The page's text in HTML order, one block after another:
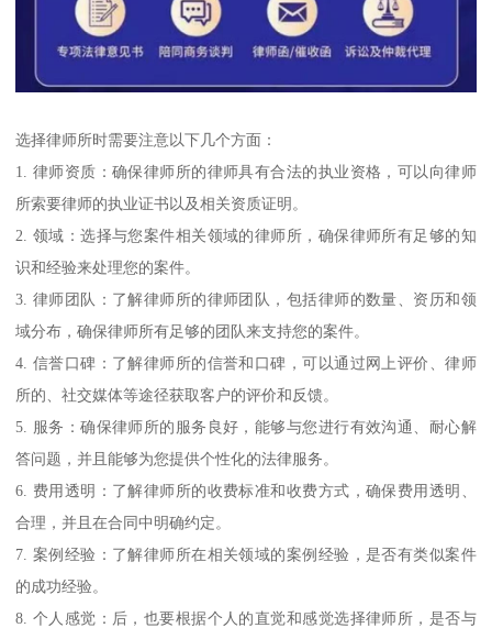
选择律师所时需要注意以下几个方面：
1. 律师资质：确保律师所的律师具有合法的执业资格，可以向律师
所索要律师的执业证书以及相关资质证明。
2. 领域：选择与您案件相关领域的律师所，确保律师所有足够的知
识和经验来处理您的案件。
3. 律师团队：了解律师所的律师团队，包括律师的数量、资历和领
域分布，确保律师所有足够的团队来支持您的案件。
4. 信誉口碑：了解律师所的信誉和口碑，可以通过网上评价、律师
所的、社交媒体等途径获取客户的评价和反馈。
5. 服务：确保律师所的服务良好，能够与您进行有效沟通、耐心解
答问题，并且能够为您提供个性化的法律服务。
6. 费用透明：了解律师所的收费标准和收费方式，确保费用透明、
合理，并且在合同中明确约定。
7. 案例经验：了解律师所在相关领域的案例经验，是否有类似案件
的成功经验。
8. 个人感觉：后，也要根据个人的直觉和感觉选择律师所，是否与